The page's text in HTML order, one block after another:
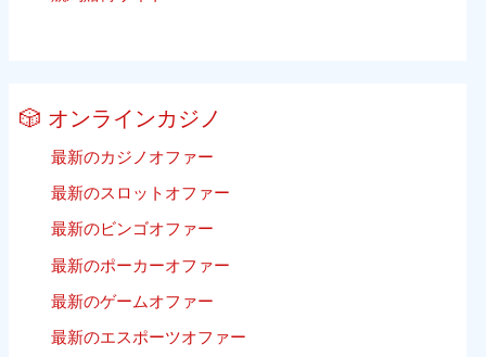
🎲 オンラインカジノ
最新のカジノオファー
最新のスロットオファー
最新のビンゴオファー
最新のポーカーオファー
最新のゲームオファー
最新のエスポーツオファー